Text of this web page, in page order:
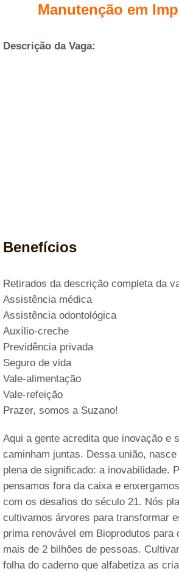
Manutenção em
Descrição da Vaga:
Benefícios
Retirados da descrição completa da
Assistência médica
Assistência odontológica
Auxílio-creche
Previdência privada
Seguro de vida
Vale-alimentação
Vale-refeição
Prazer, somos a Suzano!
Aqui a gente acredita que inovação e
caminham juntas. Dessa união,
plena de significado: a inovabilidade.
pensamos fora da caixa e
com os desafios do século 21. Nós
cultivamos árvores para transformar
prima renovável em Bioprodutos para
mais de 2 bilhões de pessoas.
folha do caderno que alfabetiza as